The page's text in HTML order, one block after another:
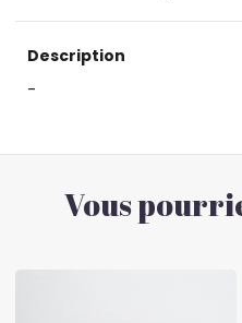
Description
-
Vous